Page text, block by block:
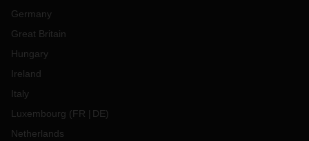
Germany
Great Britain
Hungary
Ireland
Italy
Luxembourg (FR DE)
Netherlands